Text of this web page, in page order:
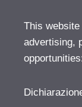
This
advertising,